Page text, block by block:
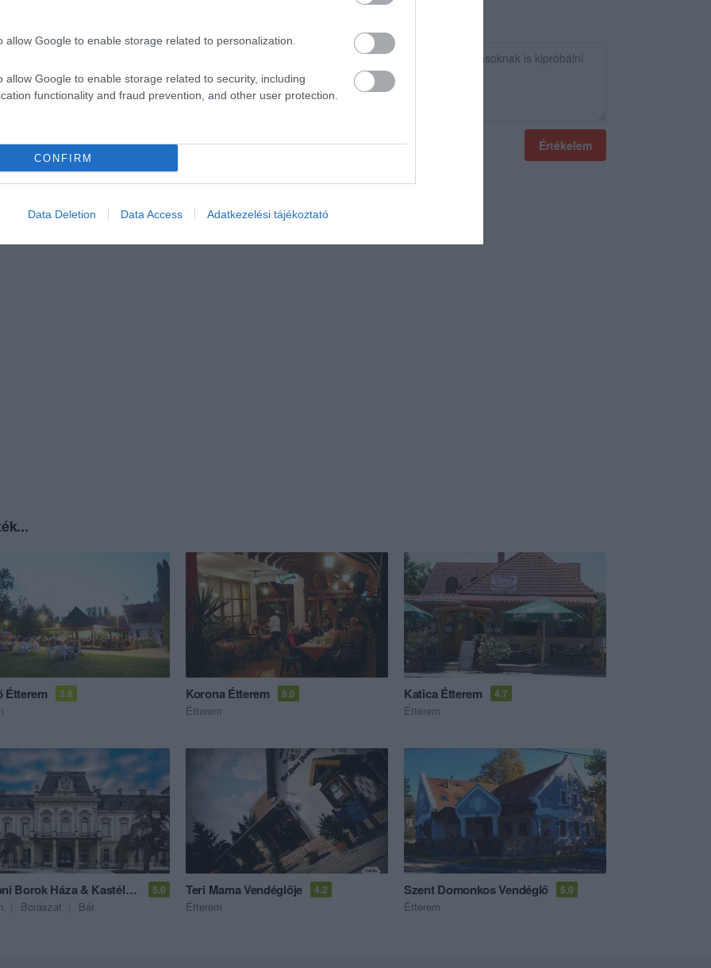
allow Google to enable storage related to personalization.
allow Google to enable storage related to security, including
functionality and fraud prevention, and other user protection.
CONFIRM
Data Deletion Data Access Adatkezelési tájékoztató
Értékelem
Étterem 3.8 Korona Étterem 5.0
Étterem
Katica Étterem 4.7
Étterem
Balatoni Borok Háza & Kastélypince 5.0
Borászat Bár
Teri Mama Vendéglője 4.2
Étterem
Szent Domonkos Vendéglő 5.0
Étterem